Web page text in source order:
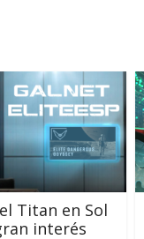
Titan en Sol
interés